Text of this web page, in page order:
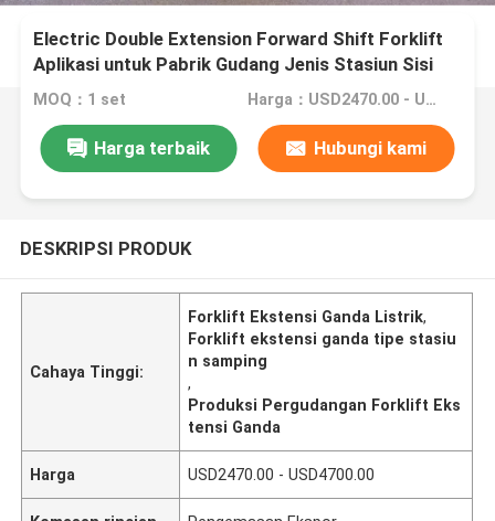
Electric Double Extension Forward Shift Forklift
Aplikasi untuk Pabrik Gudang Jenis Stasiun Sisi
MOQ：1 set Harga：USD2470.00 - USD4700.00
Harga terbaik Hubungi kami
DESKRIPSI PRODUK
Cahaya Tinggi:
Forklift Ekstensi Ganda Listrik,
Forklift ekstensi ganda tipe stasiu
n samping
,
Produksi Pergudangan Forklift Eks
tensi Ganda
Harga USD2470.00 - USD4700.00